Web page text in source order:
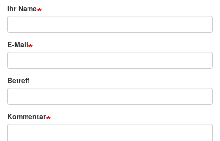
Ihr Name
E-Mail
Betreff
Kommentar